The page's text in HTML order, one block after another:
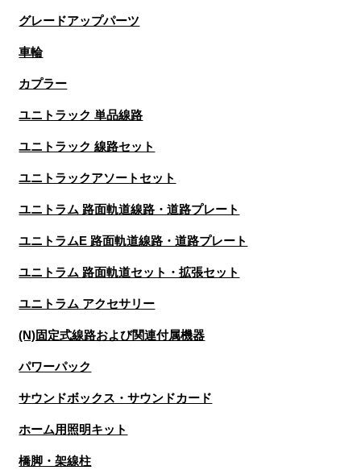
グレードアップパーツ
車輪
カプラー
ユニトラック 単品線路
ユニトラック 線路セット
ユニトラックアソートセット
ユニトラム 路面軌道線路・道路プレート
ユニトラムE 路面軌道線路・道路プレート
ユニトラム 路面軌道セット・拡張セット
ユニトラム アクセサリー
(N)固定式線路および関連付属機器
パワーパック
サウンドボックス・サウンドカード
ホーム用照明キット
橋脚・架線柱